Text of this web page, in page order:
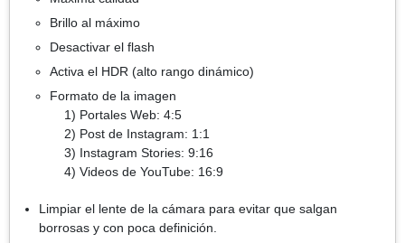
Brillo al máximo
Desactivar el flash
Activa el HDR (alto rango dinámico)
Formato de la imagen
1) Portales Web: 4:5
2) Post de Instagram: 1:1
3) Instagram Stories: 9:16
4) Videos de YouTube: 16:9
Limpiar el lente de la cámara para evitar que salgan
borrosas y con poca definición.